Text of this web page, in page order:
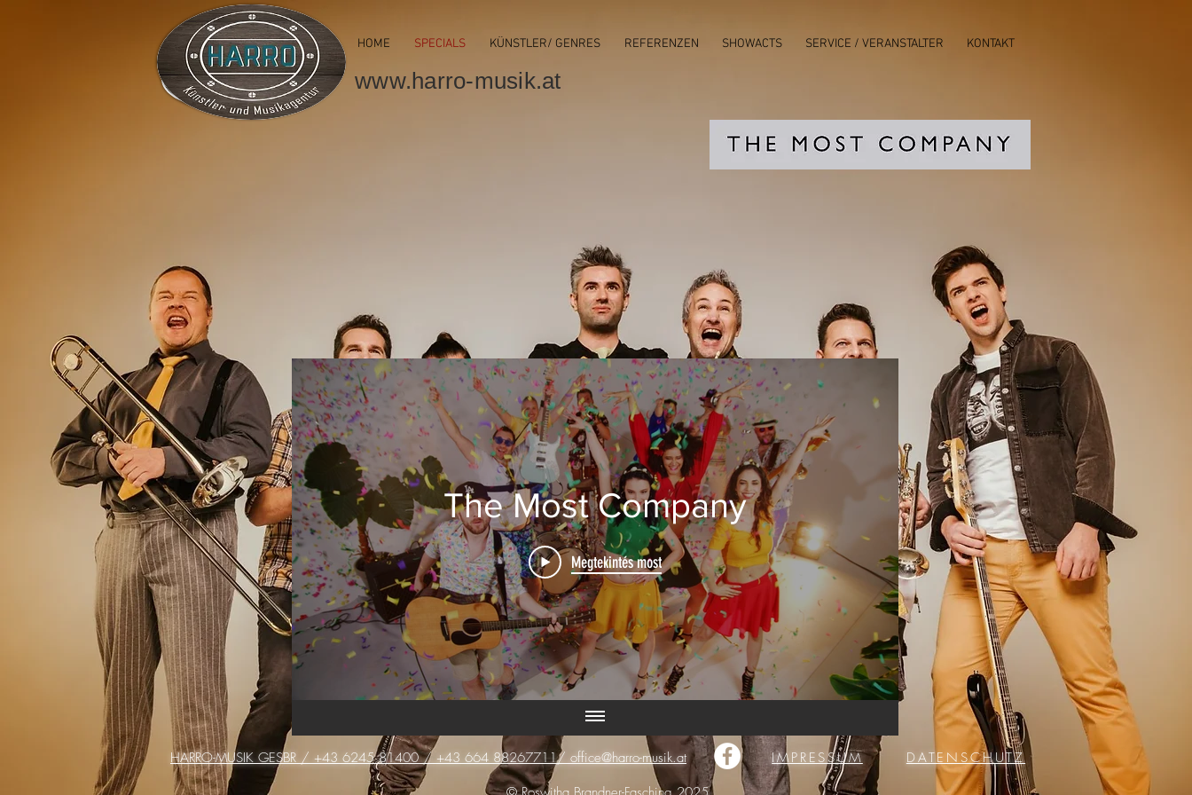
HOME SPECIALS KÜNSTLER/ GENRES REFERENZEN SHOWACTS SERVICE / VERANSTALTER KONTAKT
www.harro-musik.at
The Most Company
Megtekintés most
HARRO-MUSIK GESBR / +43 6245 81400 / +43 664 88267711/ office@harro-musik.at IMPRESSUM
DATENSCHUTZ